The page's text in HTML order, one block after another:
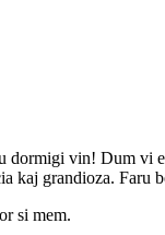
vin! Dum vi
kaj grandioza. Faru
si mem.